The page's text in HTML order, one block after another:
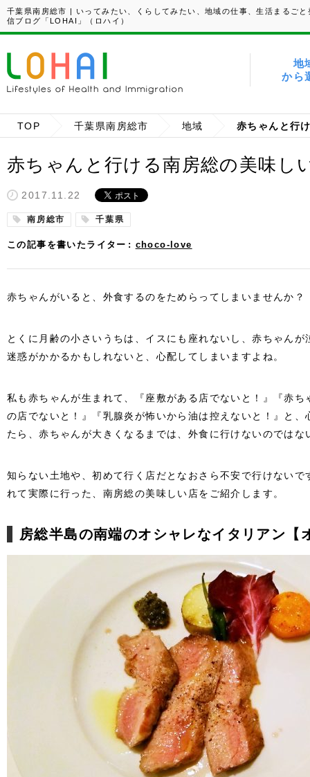
千葉県南房総市 | いってみたい、くらしてみたい、地域の仕事、生活まるごと
信ブログ「LOHAI」（ロハイ）
地
から
TOP 千葉県南房総市 地域 赤ちゃんと行
赤ちゃんと行ける南房総の美味し
2017.11.22
南房総市 千葉県
この記事を書いたライター choco-love
赤ちゃんがいると、外食するのをためらってしまいませんか？
とくに月齢の小さいうちは、イスにも座れないし、赤ちゃん
迷惑がかかるかもしれないと、心配してしまいますよね。
私も赤ちゃんが生まれて、『座敷がある店でないと！』『赤
の店でないと！』『乳腺炎が怖いから油は控えないと！』と
たら、赤ちゃんが大きくなるまでは、外食に行けないのではな
知らない土地や、初めて行く店だとなおさら不安で行けない
れて実際に行った、南房総の美味しい店をご紹介します。
房総半島の南端のオシャレなイタリアン【